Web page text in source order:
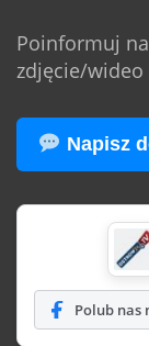
Poinformuj
zdjęcie/wideo
Napisz
Polub nas